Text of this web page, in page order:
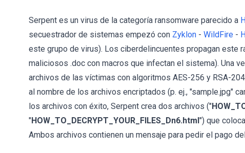
Serpent es un virus de la categoría ransomware parecido a
secuestrador de sistemas empezó con Zyklon - WildFire -
este grupo de virus). Los ciberdelincuentes propagan este
maliciosos .doc con macros que infectan el sistema). Una
archivos de las víctimas con algoritmos AES-256 y RSA-
al nombre de los archivos encriptados (p. ej., "sample.jpg"
los archivos con éxito, Serpent crea dos archivos ("
"HOW_TO_DECRYPT_YOUR_FILES_Dn6.html") que
Ambos archivos contienen un mensaje para pedir el pago